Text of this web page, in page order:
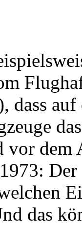
auf
vor dem
Der
das